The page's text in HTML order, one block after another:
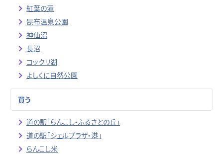
紅葉の滝
昆布温泉公園
神仙沼
長沼
コックリ湖
よしくに自然公園
買う
道の駅「らんこし・ふるさとの丘」
道の駅「シェルプラザ・港」
らんこし米